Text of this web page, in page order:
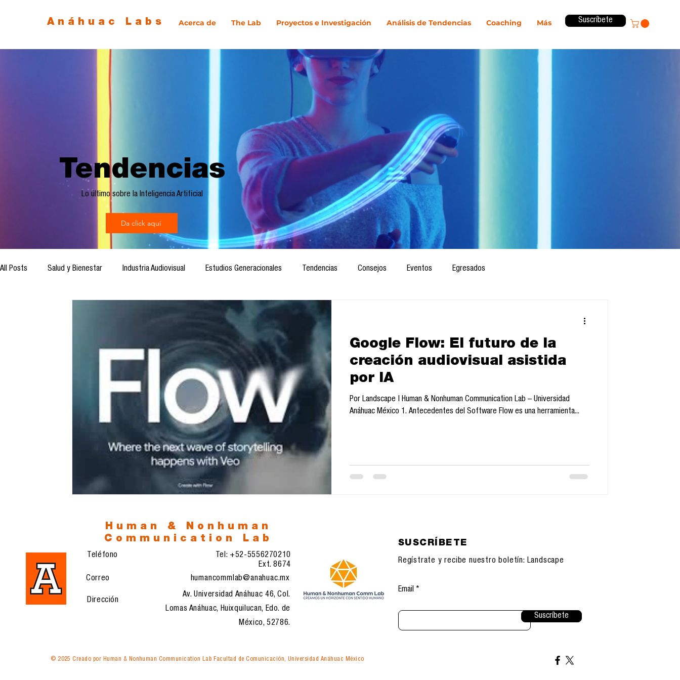
Anáhuac Labs Acerca de The Lab Proyectos e Investigación Análisis de Tendencias Coaching Más Suscríbete
Tendencias
Lo último sobre la Inteligencia Artificial
Da click aquí
All Posts Salud y Bienestar Industria Audiovisual Estudios Generacionales Tendencias Consejos Eventos Egresados
Comunicación y Sociedad Marketing digital
Investigación CICA/Sintaxis Revista ComA Observatorio Software del mes Cursos
Novedades Podcast Video Informes de investigación
Google Flow: El futuro de la
creación audiovisual asistida
por IA
Por Landscape | Human & Nonhuman Communication Lab – Universidad
Anáhuac México 1. Antecedentes del Software Flow es una herramienta...
Human & Nonhuman
Communication Lab
Teléfono
Tel: +52-5556270210
Ext. 8674
humancommlab@anahuac.mx
Av. Universidad Anáhuac 46, Col.
Lomas Anáhuac, Huixquilucan, Edo. de
México, 52786.
Correo
Dirección
SUSCRÍBETE
Regístrate y recibe nuestro boletín: Landscape
Email
Suscríbete
© 2025 Creado por Human & Nonhuman Communication Lab Facultad de Comunicación, Universidad Anáhuac México